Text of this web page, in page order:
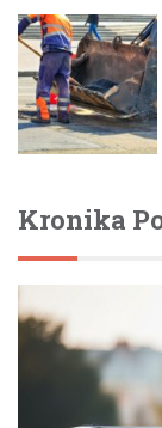
Kronika